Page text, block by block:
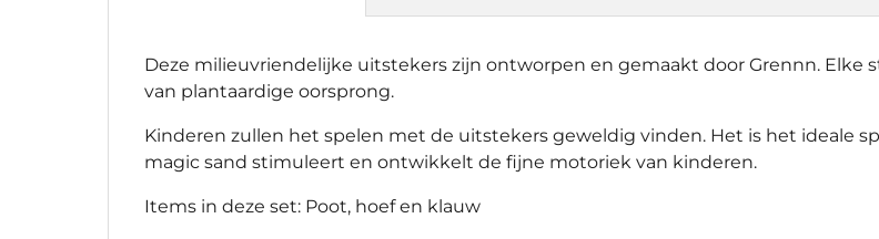
Deze milieuvriendelijke uitstekers zijn ontworpen en gemaakt door Grennn. Elke
van plantaardige oorsprong.
Kinderen zullen het spelen met de uitstekers geweldig vinden. Het is het ideale
magic sand stimuleert en ontwikkelt de fijne motoriek van kinderen.
Items in deze set: Poot, hoef en klauw